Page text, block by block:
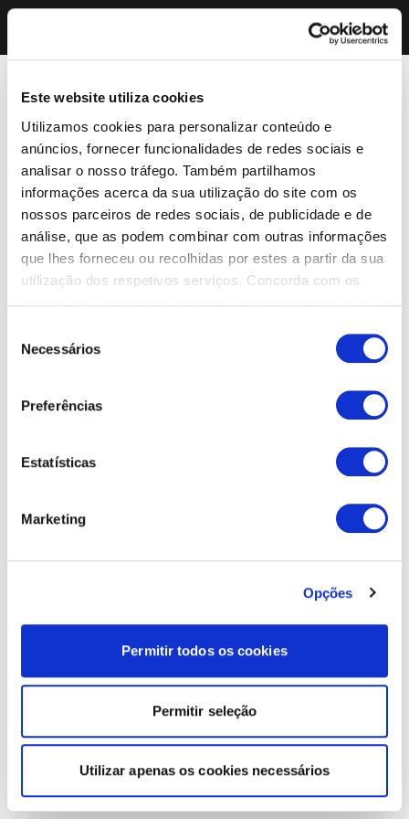
Este website utiliza cookies
Utilizamos cookies para personalizar conteúdo e
anúncios, fornecer funcionalidades de redes sociais e
analisar o nosso tráfego. Também partilhamos
informações acerca da sua utilização do site com os
nossos parceiros de redes sociais, de publicidade e de
análise, que as podem combinar com outras informações
que lhes forneceu ou recolhidas por estes a partir da sua
utilização dos respetivos serviços. Concorda com os
Necessários
Preferências
Estatísticas
Marketing
Opções
Permitir todos os cookies
Permitir seleção
Utilizar apenas os cookies necessários